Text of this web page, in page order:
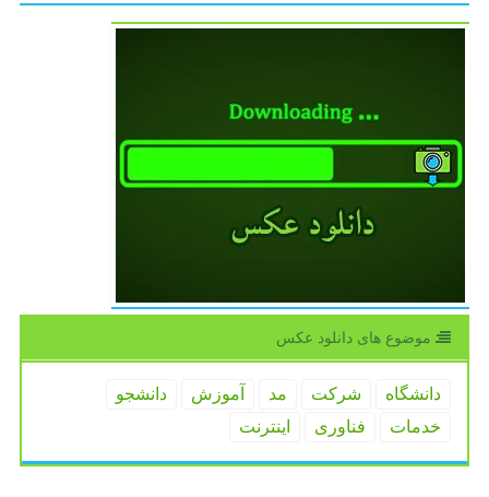
موضوع های دانلود عكس
دانشگاه شركت مد آموزش
دانشجو
خدمات
فناوری اینترنت